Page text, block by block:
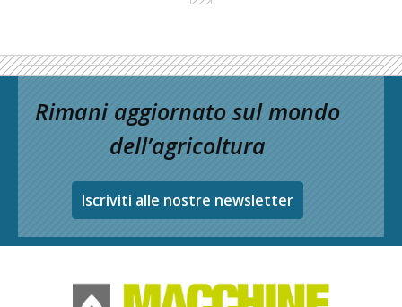
Rimani aggiornato sul mondo
dell’agricoltura
Iscriviti alle nostre newsletter